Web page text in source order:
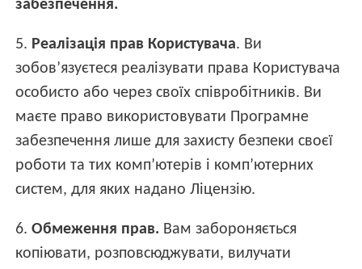
забезпечення.
5. Реалізація прав Користувача. Ви
зобов’язуєтеся реалізувати права Користувача
особисто або через своїх співробітників. Ви
маєте право використовувати Програмне
забезпечення лише для захисту безпеки своєї
роботи та тих комп’ютерів і комп’ютерних
систем, для яких надано Ліцензію.
6.Обмеження прав. Вам забороняється
копіювати, розповсюджувати, вилучати